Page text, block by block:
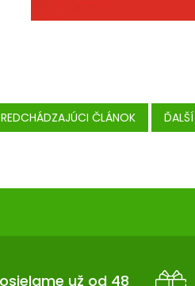
ČLÁNOK
už od 48